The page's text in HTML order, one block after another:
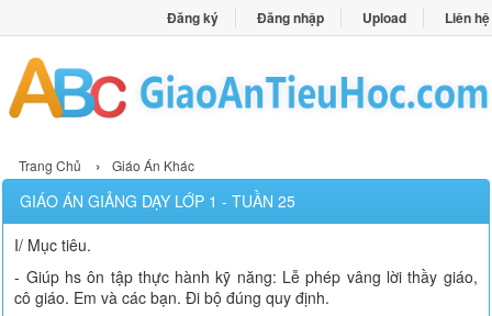
Đăng ký Đăng nhập Upload Liên hệ
Trang Chủ › Giáo Án Khác
GIÁO ÁN GIẢNG DẠY LỚP 1 - TUẦN 25
I/ Mục tiêu.
- Giúp hs ôn tập thực hành kỹ năng: Lễ phép vâng lời thầy giáo,
cô giáo. Em và các bạn. Đi bộ đúng quy định.